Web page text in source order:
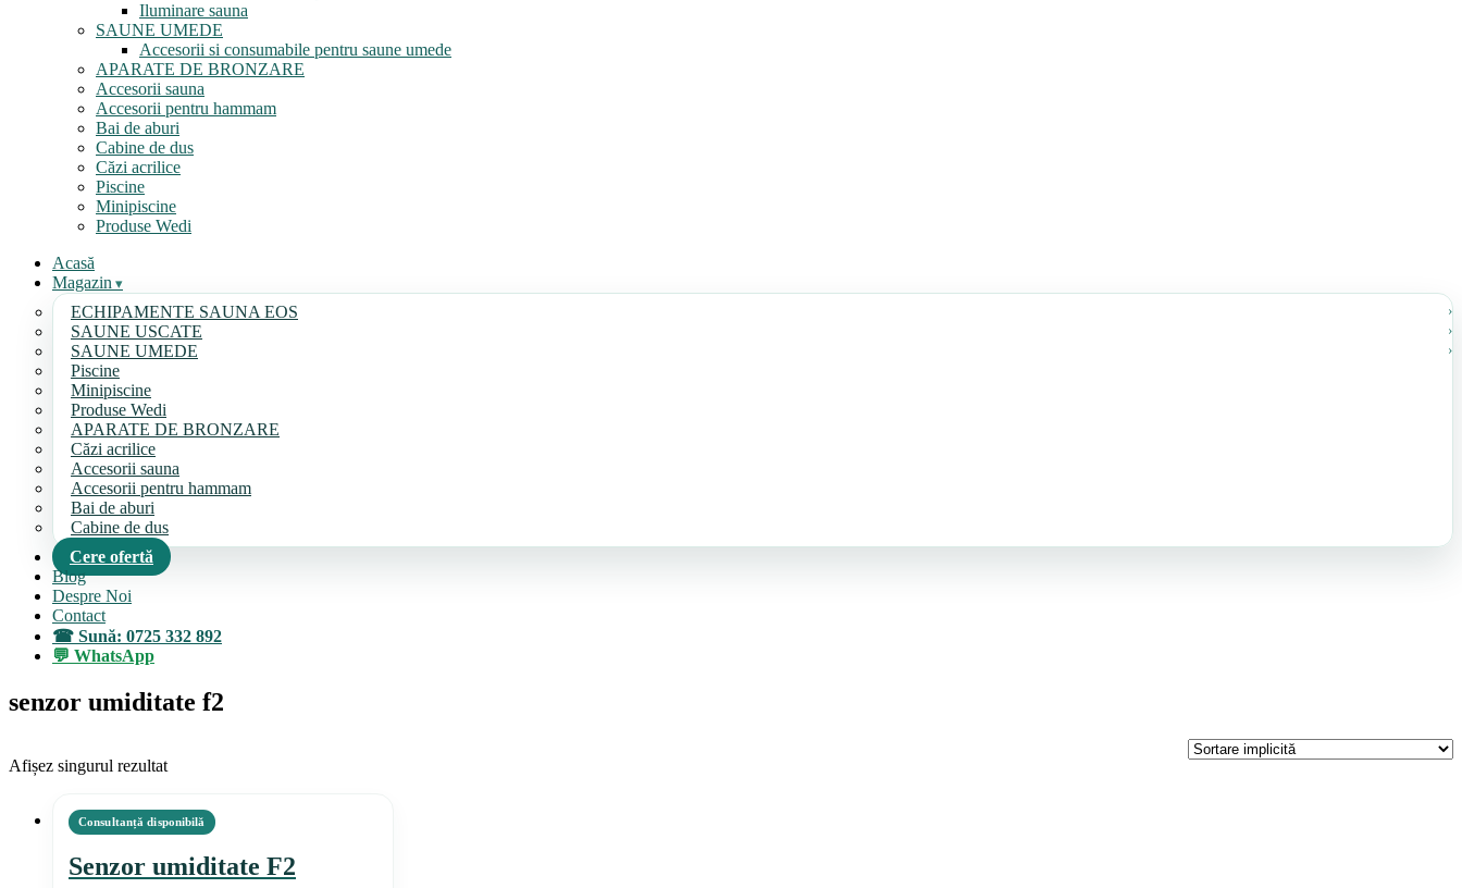
Iluminare sauna
SAUNE UMEDE
Accesorii si consumabile pentru saune umede
APARATE DE BRONZARE
Accesorii sauna
Accesorii pentru hammam
Bai de aburi
Cabine de dus
Căzi acrilice
Piscine
Minipiscine
Produse Wedi
Acasă
Magazin
ECHIPAMENTE SAUNA EOS
SAUNE USCATE
SAUNE UMEDE
Piscine
Minipiscine
Produse Wedi
APARATE DE BRONZARE
Căzi acrilice
Accesorii sauna
Accesorii pentru hammam
Bai de aburi
Cabine de dus
Cere ofertă
Blog
Despre Noi
Contact
Sună: 0725 332 892
WhatsApp
senzor umiditate f2
Afișez singurul rezultat
Senzor umiditate F2